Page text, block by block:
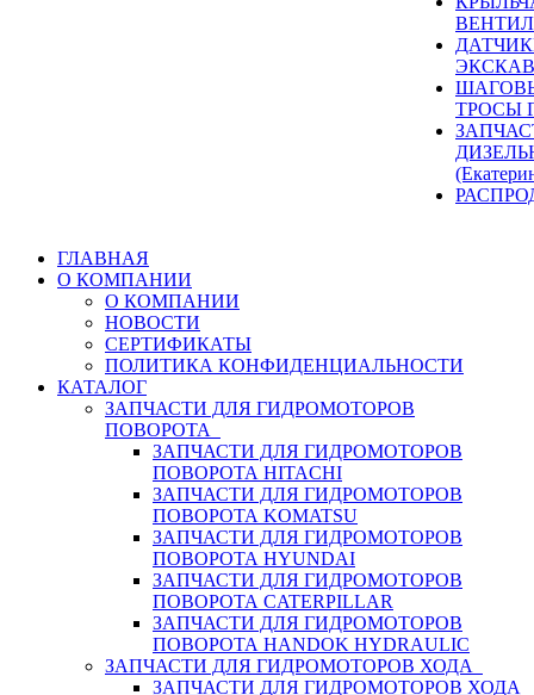
ТРОСЫ
ГЛАВНАЯ
О КОМПАНИИ
О КОМПАНИИ
НОВОСТИ
СЕРТИФИКАТЫ
ПОЛИТИКА КОНФИДЕНЦИАЛЬНОСТИ
КАТАЛОГ
ЗАПЧАСТИ ДЛЯ ГИДРОМОТОРОВ
ПОВОРОТА
ЗАПЧАСТИ ДЛЯ ГИДРОМОТОРОВ
ПОВОРОТА HITACHI
ЗАПЧАСТИ ДЛЯ ГИДРОМОТОРОВ
ПОВОРОТА KOMATSU
ЗАПЧАСТИ ДЛЯ ГИДРОМОТОРОВ
ПОВОРОТА HYUNDAI
ЗАПЧАСТИ ДЛЯ ГИДРОМОТОРОВ
ПОВОРОТА CATERPILLAR
ЗАПЧАСТИ ДЛЯ ГИДРОМОТОРОВ
ПОВОРОТА HANDOK HYDRAULIC
ЗАПЧАСТИ ДЛЯ ГИДРОМОТОРОВ ХОДА
ЗАПЧАСТИ ДЛЯ ГИДРОМОТОРОВ ХОДА